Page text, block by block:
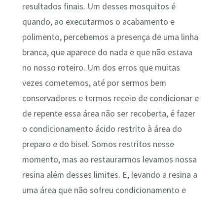
resultados finais. Um desses mosquitos é
quando, ao executarmos o acabamento e
polimento, percebemos a presença de uma linha
branca, que aparece do nada e que não estava
no nosso roteiro. Um dos erros que muitas
vezes cometemos, até por sermos bem
conservadores e termos receio de condicionar e
de repente essa área não ser recoberta, é fazer
o condicionamento ácido restrito à área do
preparo e do bisel. Somos restritos nesse
momento, mas ao restaurarmos levamos nossa
resina além desses limites. E, levando a resina a
uma área que não sofreu condicionamento e